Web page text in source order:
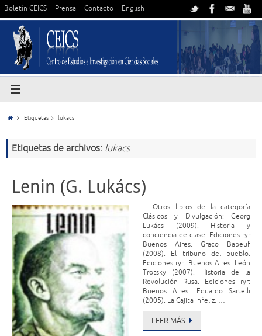
Boletín CEICS Prensa Contacto English
Etiquetas lukacs
Etiquetas de archivos: lukacs
Lenin (G. Lukács)
Otros libros de la categoría
Clásicos y Divulgación: Georg
Lukács (2009). Historia y
conciencia de clase. Ediciones ryr
Buenos Aires. Graco Babeuf
(2008). El tribuno del pueblo.
Ediciones ryr: Buenos Aires. León
Trotsky (2007). Historia de la
Revolución Rusa. Ediciones ryr:
Buenos Aires. Eduardo Sartelli
(2005). La Cajita Infeliz. …
LEER MÁS